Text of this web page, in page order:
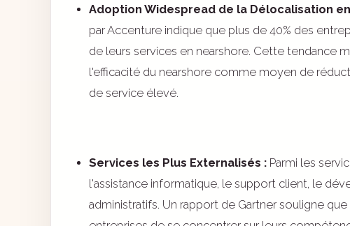
Adoption Widespread de la Délocalisation
par Accenture indique que plus de 40% des
de leurs services en nearshore. Cette tendance
l'efficacité du nearshore comme moyen de
de service élevé.
Services les Plus Externalisés : Parmi les
l'assistance informatique, le support client, le
administratifs. Un rapport de Gartner souligne